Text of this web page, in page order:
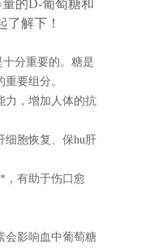
的D-葡萄糖和
解下！
分重要的。糖是
要组分。
力，增加人体的抗
胞恢复、保hu肝
，有助于伤口愈
会影响血中葡萄糖